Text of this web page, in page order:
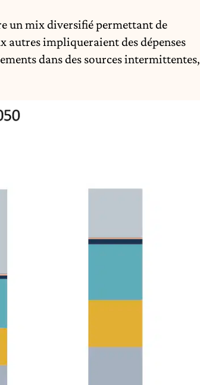
un mix diversifié permettant de
autres impliqueraient des dépenses
dans des sources intermittentes,